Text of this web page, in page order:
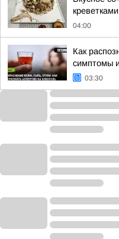
креветками
04:00
Как
симптомы
03:30